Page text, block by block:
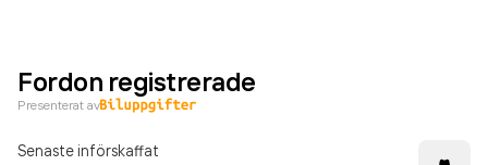
Fordon registrerade
Presenterat av
Senaste införskaffat